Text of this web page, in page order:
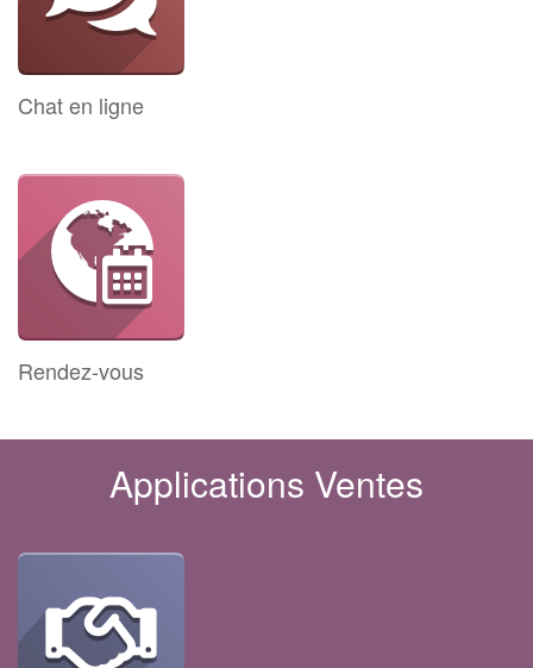
Chat en ligne
Rendez-vous
Applications Ventes